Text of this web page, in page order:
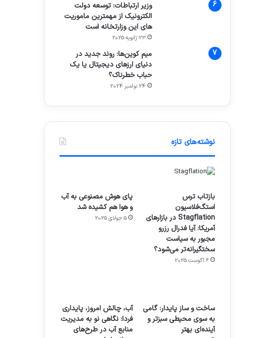
وزیر ارتباطات: توسعه دولت
الکترونیک از مهمترین ماموریت
های این وزارتخانه است
23 ژانویه 2025
میم کوین‌ها: روند جدید در
دنیای ارزهای دیجیتال یا یک
حباب خطرناک؟
24 نوامبر 2024
نوشته‌های تازه
بازتاب ترس
استگ‌فلاسیون
Stagflation در بازارهای
آمریکا: آیا فدرال رزرو
مجبور به سیاست
سختگیرانه‌تر می‌شود؟
6 آگوست 2025
پای هوش مصنوعی به آب
و هوا هم کشیده شد
5 جولای 2025
ساخت و ساز پایدار: گامی
به سوی محیطی سبزتر و
آینده‌ای بهتر
آب، چالش امروز، پایداری
فردا: نگاهی نو به مدیریت
منابع آب در طرح‌های